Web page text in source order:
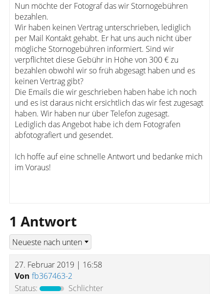
Nun möchte der Fotograf das wir Stornogebühren
bezahlen.
Wir haben keinen Vertrag unterschrieben, lediglich
per Mail Kontakt gehabt. Er hat uns auch nicht über
mögliche Stornogebühren informiert. Sind wir
verpflichtet diese Gebühr in Höhe von 300 € zu
bezahlen obwohl wir so früh abgesagt haben und es
keinen Vertrag gibt?
Die Emails die wir geschrieben haben habe ich noch
und es ist daraus nicht ersichtlich das wir fest zugesagt
haben. Wir haben nur über Telefon zugesagt.
Lediglich das Angebot habe ich dem Fotografen
abfotografiert und gesendet.
Ich hoffe auf eine schnelle Antwort und bedanke mich
im Voraus!
1 Antwort
27. Februar 2019 | 16:58
Von fb367463-2
Status:
Schlichter